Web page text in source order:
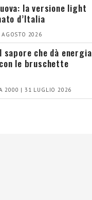
la versione light
d’Italia
2026
sapore che dà energia
le bruschette
2000 | 31 LUGLIO 2026